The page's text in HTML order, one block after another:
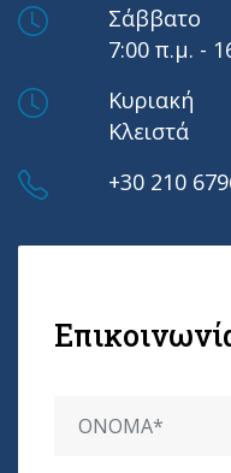
Σάββατο
7:00 π.μ. -
Κυριακή
Κλειστά
+30 210